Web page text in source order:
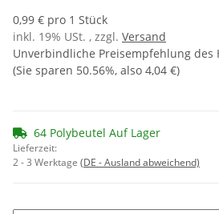
0,99 € pro 1 Stück
inkl. 19% USt. , zzgl. Versand
Unverbindliche Preisempfehlung des
(Sie sparen 50.56%, also 4,04 €)
64 Polybeutel Auf Lager
Lieferzeit:
2 - 3 Werktage (DE - Ausland abweichend)